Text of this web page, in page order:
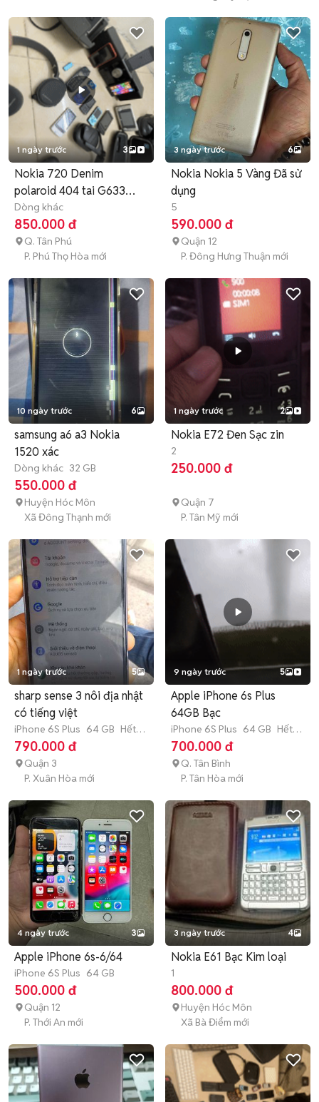
1 ngày trước 3
Nokia 720 Denim
polaroid 404 tai G633
dock logitec
Dòng khác
850.000 đ
Q. Tân Phú
P. Phú Thọ Hòa mới
3 ngày trước 6
Nokia Nokia 5 Vàng Đã sử
dụng
5
590.000 đ
Quận 12
P. Đông Hưng Thuận mới
10 ngày trước 6
samsung a6 a3 Nokia
1520 xác
Dòng khác 32 GB
550.000 đ
Huyện Hóc Môn
Xã Đông Thạnh mới
1 ngày trước 2
Nokia E72 Đen Sạc zin
2
250.000 đ
Quận 7
P. Tân Mỹ mới
1 ngày trước 5
sharp sense 3 nôi địa nhật
có tiếng việt
iPhone 6S Plus 64 GB Hết
bảo hành
790.000 đ
Quận 3
P. Xuân Hòa mới
9 ngày trước 5
Apple iPhone 6s Plus
64GB Bạc
iPhone 6S Plus 64 GB Hết
bảo hành
700.000 đ
Q. Tân Bình
P. Tân Hòa mới
4 ngày trước 3
Apple iPhone 6s-6/64
iPhone 6S Plus 64 GB
500.000 đ
Quận 12
P. Thới An mới
3 ngày trước 4
Nokia E61 Bạc Kim loại
1
800.000 đ
Huyện Hóc Môn
Xã Bà Điểm mới